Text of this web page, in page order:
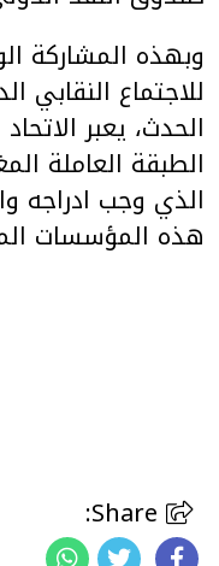
وبهذه المشاركة
للاجتماع النقابي
الحدث، يعبر
الطبقة العاملة
الذي وجب ادراجه
هذه المؤسسات